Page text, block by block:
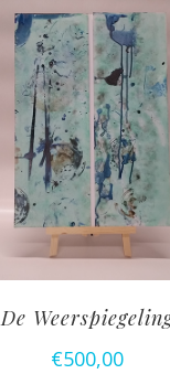
De
€500,00